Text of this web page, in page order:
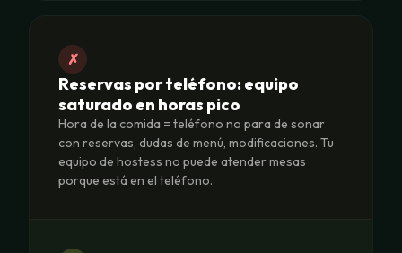
✗
Reservas por teléfono: equipo
saturado en horas pico
Hora de la comida = teléfono no para de sonar
con reservas, dudas de menú, modificaciones. Tu
equipo de hostess no puede atender mesas
porque está en el teléfono.